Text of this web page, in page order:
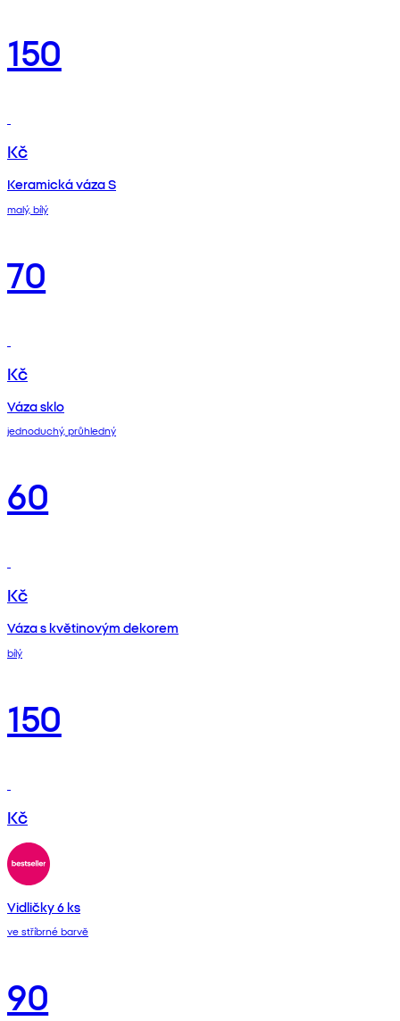
150
Kč
Keramická váza S
malý, bílý
70
Kč
Váza sklo
jednoduchý, průhledný
60
Kč
Váza s květinovým dekorem
bílý
150
Kč
Vidličky 6 ks
ve stříbrné barvě
90